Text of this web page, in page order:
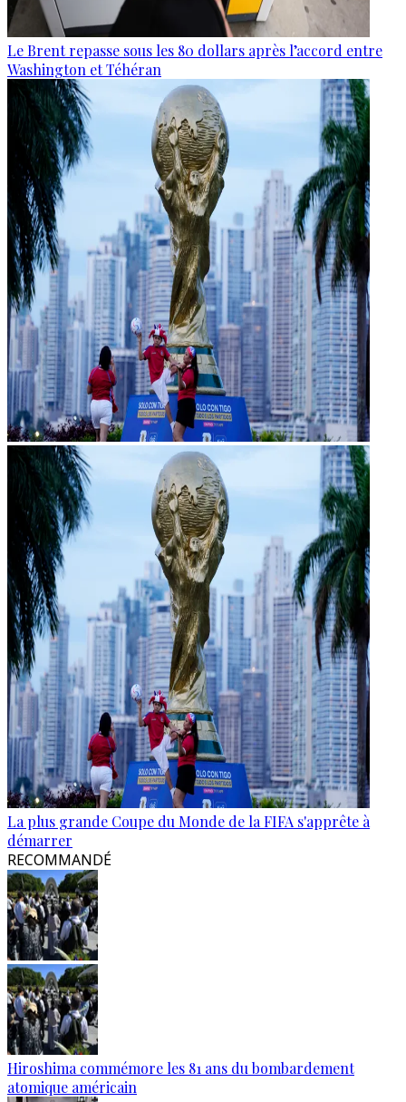
Le Brent repasse sous les 80 dollars après l’accord entre
Washington et Téhéran
La plus grande Coupe du Monde de la FIFA s'apprête à
démarrer
RECOMMANDÉ
Hiroshima commémore les 81 ans du bombardement
atomique américain